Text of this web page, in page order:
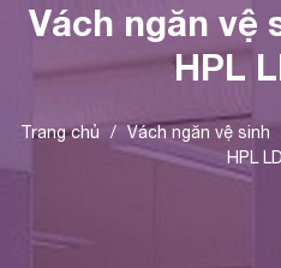
Vách ngăn vệ
HPL
Trang chủ / Vách ngăn vệ sinh
HPL